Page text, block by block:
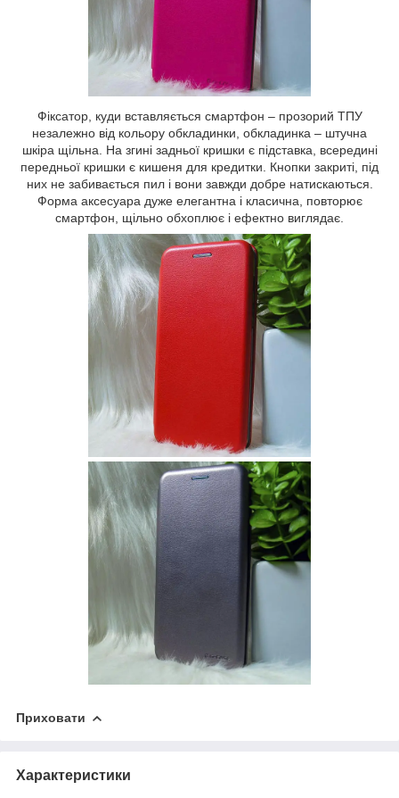
Фіксатор, куди вставляється смартфон – прозорий ТПУ
незалежно від кольору обкладинки, обкладинка – штучна
шкіра щільна. На згині задньої кришки є підставка, всередині
передньої кришки є кишеня для кредитки. Кнопки закриті, під
них не забивається пил і вони завжди добре натискаються.
Форма аксесуара дуже елегантна і класична, повторює
смартфон, щільно обхоплює і ефектно виглядає.
Приховати
Характеристики